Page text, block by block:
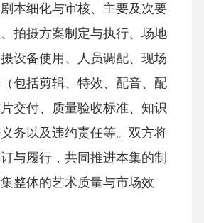
本细化与审核、主要及次要
拍摄方案制定与执行、场地
设备使用、人员调配、现场
包括剪辑、特效、配音、配
交付、质量验收标准、知识
务以及违约责任等。双方将
与履行，共同推进本集的制
整体的艺术质量与市场效